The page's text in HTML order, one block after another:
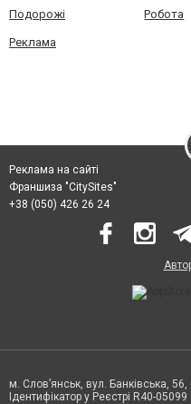
Подорожі Робота
Реклама
Реклама на сайті
Франшиза "CitySites"
+38 (050) 426 26 24
м. Слов’янськ, вул. Банківська,
Ідентифікатор у Реєстрі R40-05099